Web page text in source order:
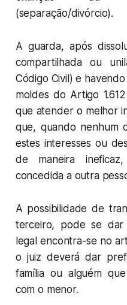
(separação/divórcio).
A guarda, após
compartilhada ou
Código Civil) e
moldes do Artigo
que atender o melhor
que, quando nenhum
estes interesses ou
de maneira
concedida a outra
A possibilidade de
terceiro, pode se
legal encontra-se no
o juiz deverá dar
família ou alguém
com o menor.